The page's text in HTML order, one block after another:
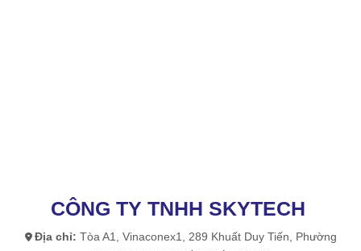
CÔNG TY TNHH SKYTECH
Địa chỉ: Tòa A1, Vinaconex1, 289 Khuất Duy Tiến, Phường